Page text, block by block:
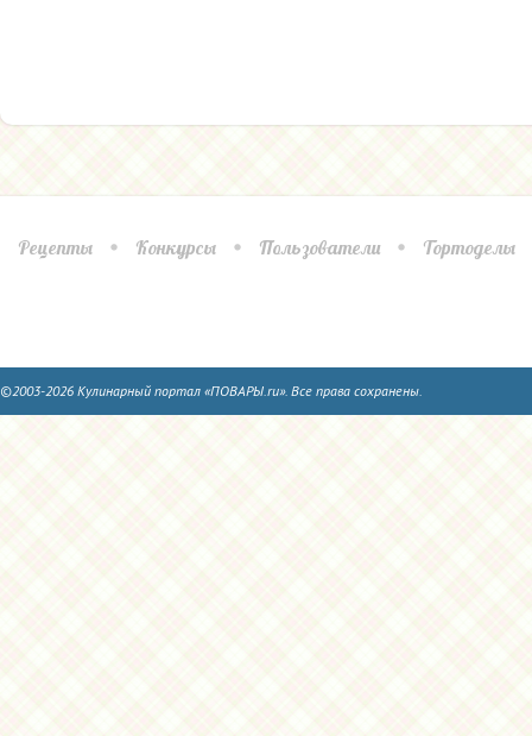
Рецепты Конкурсы Пользователи Тортоделы
©2003-2026 Кулинарный портал «ПОВАРЫ.ru». Все права сохранены.